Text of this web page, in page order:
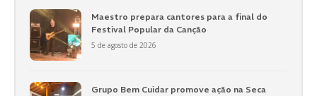
Maestro prepara cantores para a final do
Festival Popular da Canção
5 de agosto de 2026
Grupo Bem Cuidar promove ação na Seca